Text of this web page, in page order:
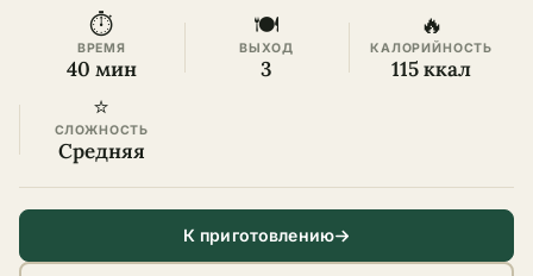
⏱
ВРЕМЯ
40 мин
🍽
ВЫХОД
3
🔥
КАЛОРИЙНОСТЬ
115 ккал
⭐
СЛОЖНОСТЬ
Средняя
К приготовлению